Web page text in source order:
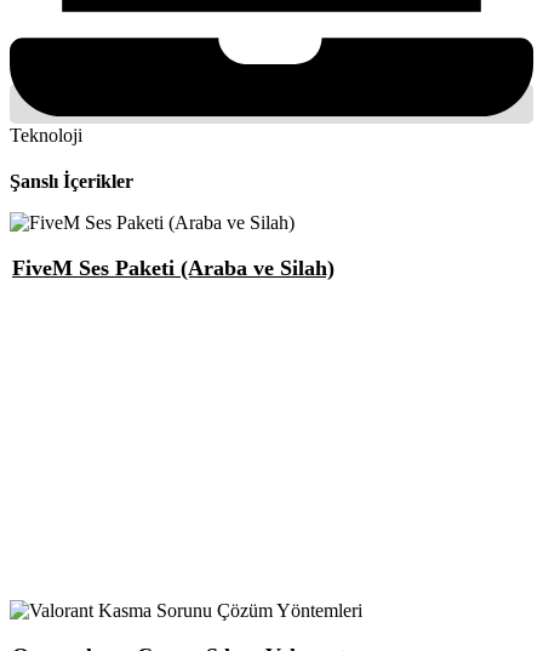
Teknoloji
Şanslı İçerikler
FiveM Ses Paketi (Araba ve Silah)